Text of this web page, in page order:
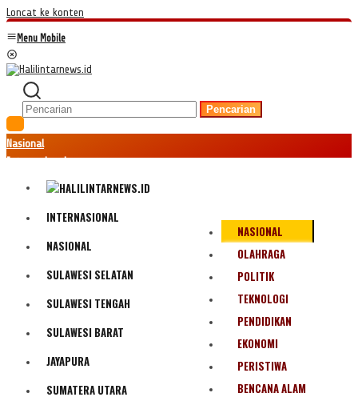
Loncat ke konten
Menu Mobile
Pencarian
Nasional
Internasional
Politik
Olahraga
Bencana Alam
INTERNASIONAL
NASIONAL
SULAWESI SELATAN
SULAWESI TENGAH
SULAWESI BARAT
JAYAPURA
SUMATERA UTARA
NASIONAL
OLAHRAGA
POLITIK
TEKNOLOGI
PENDIDIKAN
EKONOMI
PERISTIWA
BENCANA ALAM